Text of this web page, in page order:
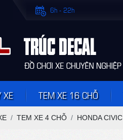
6h - 22h
XE TEM XE 16 CHỖ
TEM XE 4 CHỖ HONDA CIVIC